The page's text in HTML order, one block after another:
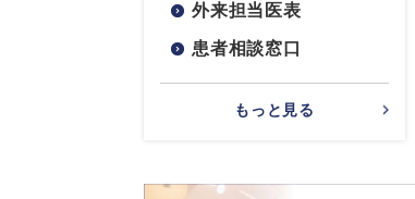
外来担当医表
患者相談窓口
もっと見る